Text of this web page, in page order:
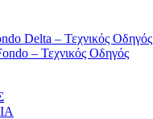
Delta – Τεχνικός Οδηγός
– Τεχνικός Οδηγός